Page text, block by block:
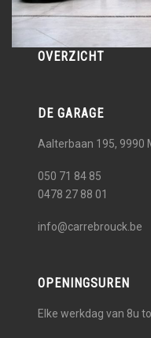
OVERZICHT
DE GARAGE
Aalterbaan 195, 9990
050 71 84 85
0478 27 88 01
info@carrebrouck.be
OPENINGSUREN
Elke werkdag van 8u